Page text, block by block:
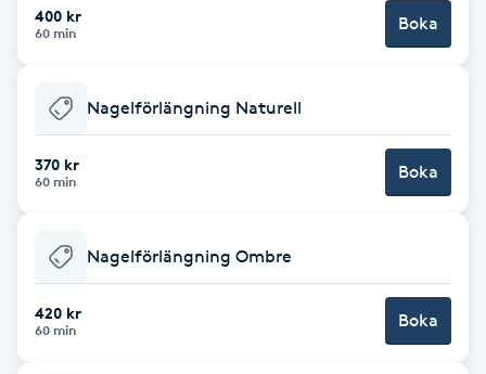
Brynplockning
Celluliter
Color correction
Cryoterapi
400 kr
60 min Boka
Nagelförlängning Naturell
370 kr
60 min Boka
Nagelförlängning Ombre
420 kr
60 min Boka